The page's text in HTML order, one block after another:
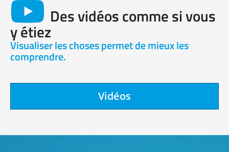
Des vidéos comme si vous
y étiez
Visualiser les choses permet de mieux les
comprendre.
Vidéos